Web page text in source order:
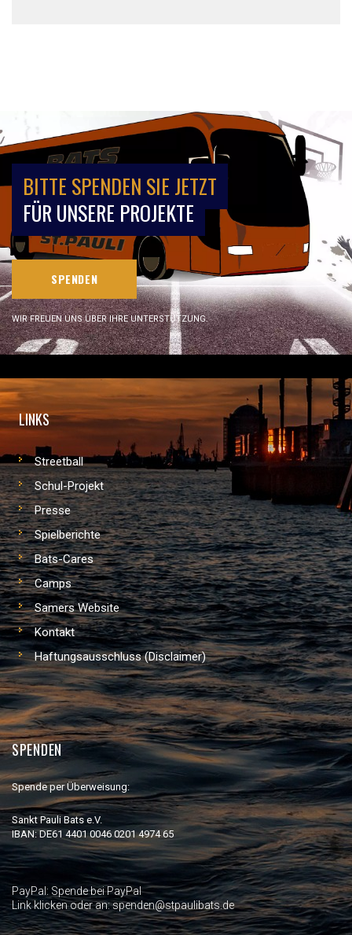
BITTE SPENDEN SIE JETZT
FÜR UNSERE PROJEKTE
SPENDEN
WIR FREUEN UNS ÜBER IHRE UNTERSTÜTZUNG.
LINKS
Streetball
Schul-Projekt
Presse
Spielberichte
Bats-Cares
Camps
Samers Website
Kontakt
Haftungsausschluss (Disclaimer)
SPENDEN
Spende per Überweisung:
Sankt Pauli Bats e.V.
IBAN: DE61 4401 0046 0201 4974 65
PayPal: Spende bei PayPal
Link klicken oder an: spenden@stpaulibats.de